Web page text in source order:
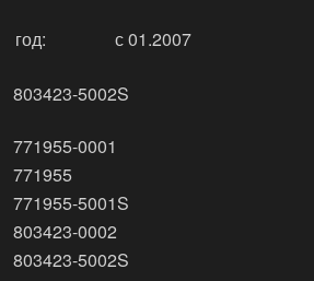
год: с 01.2007
803423-5002S
771955-0001
771955
771955-5001S
803423-0002
803423-5002S